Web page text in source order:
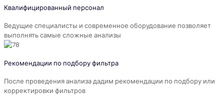
Квалифицированный персонал
Ведущие специалисты и современное оборудование позволяет
выполнять самые сложные анализы
Рекомендации по подбору фильтра
После проведения анализа дадим рекомендации по подбору или
корректировки фильтров